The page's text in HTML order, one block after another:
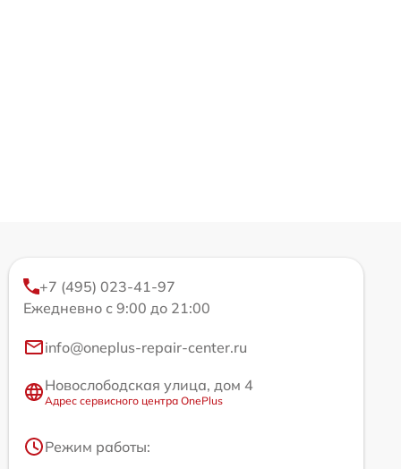
+7 (495) 023-41-97
Ежедневно с 9:00 до 21:00
info@oneplus-repair-center.ru
Новослободская улица, дом 4
Адрес сервисного центра OnePlus
Режим работы: